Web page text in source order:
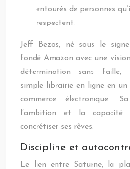
entourés de personnes
respectent.
Jeff Bezos, né sous le
fondé Amazon avec une
détermination sans faille,
simple librairie en ligne en
commerce électronique.
l’ambition et la capacité
concrétiser ses rêves.
Discipline et
Le lien entre Saturne, la